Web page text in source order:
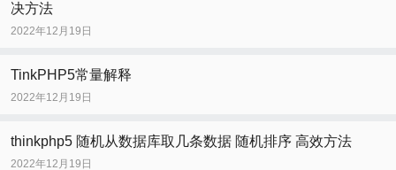
决方法
2022年12月19日
TinkPHP5常量解释
2022年12月19日
thinkphp5 随机从数据库取几条数据 随机排序 高效方法
2022年12月19日